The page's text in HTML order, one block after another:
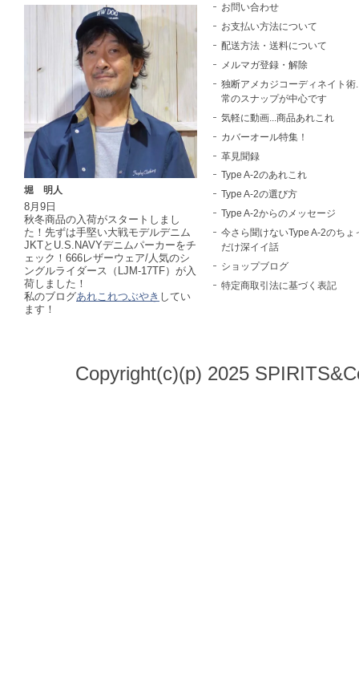
堀 明人
8月9日
秋冬商品の入荷がスタートしまし
た！先ずは手堅い大戦モデルデニム
JKTとU.S.NAVYデニムパーカーをチ
ェック！666レザーウェア/人気のシ
ングルライダース（LJM-17TF）が入
荷しました！
私のブログあれこれつぶやき してい
ます！
お問い合わせ
お支払い方法について
配送方法・送料について
メルマガ登録・解除
独断アメカジコーディネイト術
常のスナップが中心です
気軽に動画...商品あれこれ
カバーオール特集！
革見聞録
Type A-2のあれこれ
Type A-2の選び方
Type A-2からのメッセージ
今さら聞けないType A-2のちょ
だけ深イイ話
ショップブログ
特定商取引法に基づく表記
Copyright(c)(p) 2025